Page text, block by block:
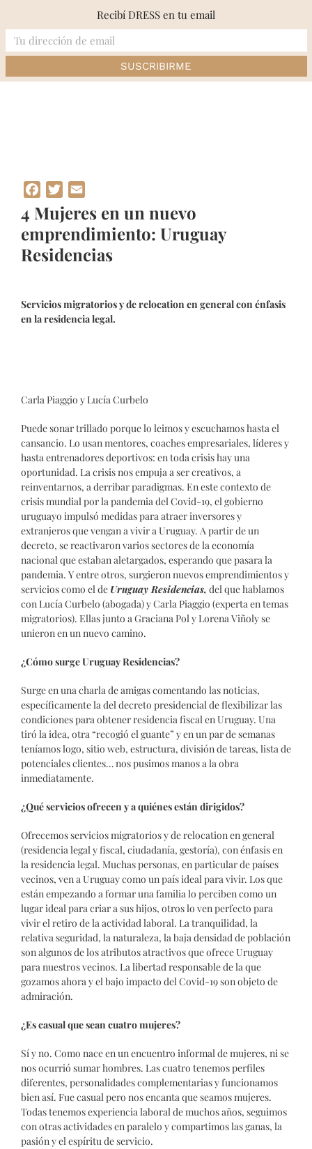
content
4 Mujeres en un nuevo emprendimiento: Uruguay Residencias
Facebook
Twitter
4 Mujeres en un nuevo
emprendimiento: Uruguay
Residencias
Servicios migratorios y de relocation en general con énfasis
en la residencia legal.
Carla Piaggio y Lucía Curbelo
Puede sonar trillado porque lo leimos y escuchamos hasta el
cansancio. Lo usan mentores, coaches empresariales, líderes y
hasta entrenadores deportivos: en toda crisis hay una
oportunidad. La crisis nos empuja a ser creativos, a
reinventarnos, a derribar paradigmas. En este contexto de
crisis mundial por la pandemia del Covid-19, el gobierno
uruguayo impulsó medidas para atraer inversores y
extranjeros que vengan a vivir a Uruguay. A partir de un
decreto, se reactivaron varios sectores de la economía
nacional que estaban aletargados, esperando que pasara la
pandemia. Y entre otros, surgieron nuevos emprendimientos y
servicios como el de Uruguay Residencias, del que hablamos
con Lucía Curbelo (abogada) y Carla Piaggio (experta en temas
migratorios). Ellas junto a Graciana Pol y Lorena Viñoly se
unieron en un nuevo camino.
¿Cómo surge Uruguay Residencias?
Surge en una charla de amigas comentando las noticias,
específicamente la del decreto presidencial de flexibilizar las
condiciones para obtener residencia fiscal en Uruguay. Una
tiró la idea, otra “recogió el guante” y en un par de semanas
teníamos logo, sitio web, estructura, división de tareas, lista de
potenciales clientes… nos pusimos manos a la obra
inmediatamente.
¿Qué servicios ofrecen y a quiénes están dirigidos?
Ofrecemos servicios migratorios y de relocation en general
(residencia legal y fiscal, ciudadanía, gestoría), con énfasis en
la residencia legal. Muchas personas, en particular de países
vecinos, ven a Uruguay como un país ideal para vivir. Los que
están empezando a formar una familia lo perciben como un
lugar ideal para criar a sus hijos, otros lo ven perfecto para
vivir el retiro de la actividad laboral. La tranquilidad, la
relativa seguridad, la naturaleza, la baja densidad de población
son algunos de los atributos atractivos que ofrece Uruguay
para nuestros vecinos. La libertad responsable de la que
gozamos ahora y el bajo impacto del Covid-19 son objeto de
admiración.
¿Es casual que sean cuatro mujeres?
Sí y no. Como nace en un encuentro informal de mujeres, ni se
nos ocurrió sumar hombres. Las cuatro tenemos perfiles
diferentes, personalidades complementarias y funcionamos
bien así. Fue casual pero nos encanta que seamos mujeres.
Todas tenemos experiencia laboral de muchos años, seguimos
con otras actividades en paralelo y compartimos las ganas, la
pasión y el espíritu de servicio.
Recibí DRESS en tu email